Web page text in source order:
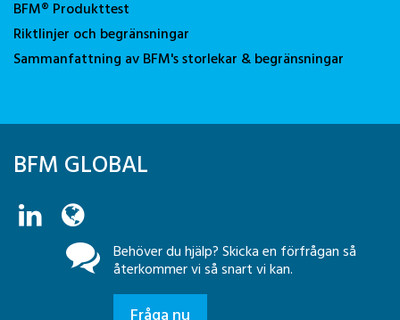
BFM® Produkttest
Riktlinjer och begränsningar
Sammanfattning av BFM's storlekar & begränsningar
BFM GLOBAL
Behöver du hjälp? Skicka en förfrågan så
återkommer vi så snart vi kan.
Fråga nu